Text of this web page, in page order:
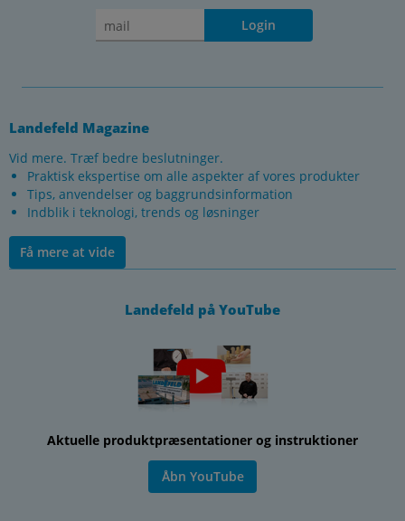
Login
Landefeld Magazine
Vid mere. Træf bedre beslutninger.
Praktisk ekspertise om alle aspekter af vores produkter
Tips, anvendelser og baggrundsinformation
Indblik i teknologi, trends og løsninger
Få mere at vide
Landefeld på YouTube
Aktuelle produktpræsentationer og instruktioner
Åbn YouTube